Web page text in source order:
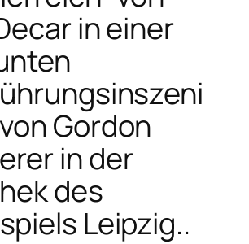
in einer
Gordon
in der
des
Leipzig..